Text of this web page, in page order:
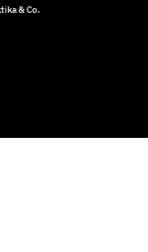
& Co.